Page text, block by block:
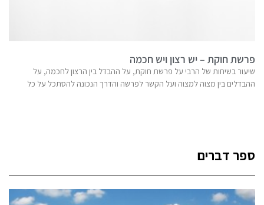
פרשת חוקת – יש רצון ויש חכמה
שיעור בשיחות של הרבי על פרשת חוקת, על ההבדל בין הרצון לחכמה, על
ההבדלים בין מצוה למצוה ועל הקשר לפרשה והדרך הנכונה להסתכל על כל
ספר דברים